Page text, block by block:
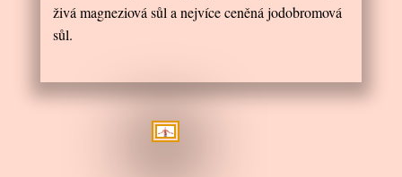
živá magneziová sůl a nejvíce ceněná jodobromová
sůl.